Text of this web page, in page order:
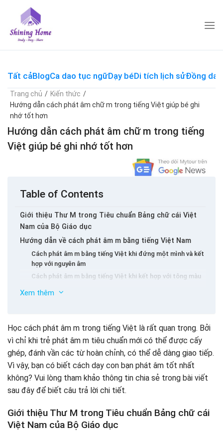
content
Tất cảBlogCa dao tục ngữDạy béDi tích lịch sửĐồng dao
Trang chủ / Kiến thức /
Hướng dẫn cách phát âm chữ m trong tiếng Việt giúp bé ghi
nhớ tốt hơn
Hướng dẫn cách phát âm chữ m trong tiếng
Việt giúp bé ghi nhớ tốt hơn
Table of Contents
Giới thiệu Thư M trong Tiêu chuẩn Bảng chữ cái Việt
Nam của Bộ Giáo dục
Hướng dẫn về cách phát âm m bằng tiếng Việt Nam
Cách phát âm m bằng tiếng Việt khi đứng một mình và kết
hợp với nguyên âm
Cách phát âm m bằng tiếng Việt khi kết hợp với tông màu
Cải thiện khả năng học tốt Việt Nam với Vmonkey
Xem thêm
Học cách phát âm m trong tiếng Việt là rất quan trọng. Bởi
vì chỉ khi trẻ phát âm m tiêu chuẩn mới có thể được cấy
ghép, đánh vần các từ hoàn chỉnh, có thể dễ dàng giao tiếp.
Vì vậy, bạn có biết cách dạy con bạn phát âm tốt nhất
không? Vui lòng tham khảo thông tin chia sẻ trong bài viết
sau đây để biết câu trả lời chi tiết.
Giới thiệu Thư M trong Tiêu chuẩn Bảng chữ cái
Việt Nam của Bộ Giáo dục